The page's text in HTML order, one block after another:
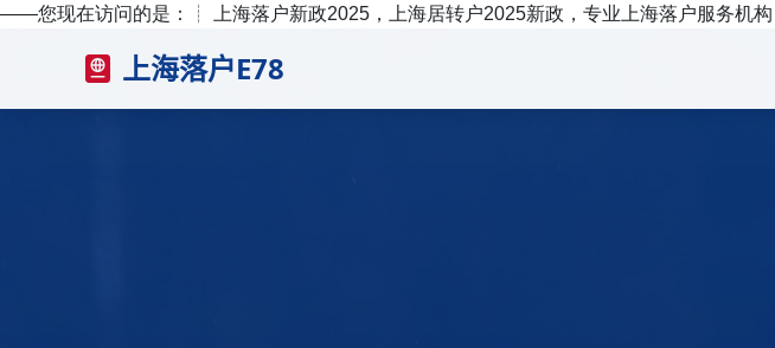
——您现在访问的是： ┊ 上海落户新政2025，上海居转户2025新政，专业上海落户服务机构